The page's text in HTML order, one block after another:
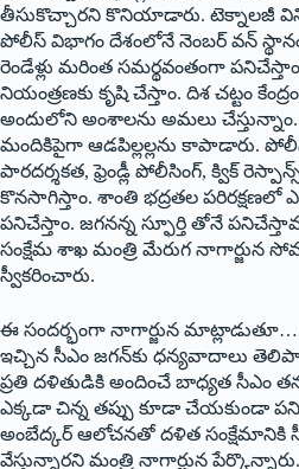
తీసుకొచ్చారని కొనియాడారు. టెక్నాలజీ
పోలీస్‌ ‌విభాగం దేశంలోనే నెంబర్‌ ‌వన్‌
రెండేళ్లు మరింత సమర్థవంతంగా
నియంత్రణకు కృషి చేస్తాం. దిశ చట్టం
అందులోని అంశాలను అమలు
మందికిపైగా ఆడపిల్లల్లను కాపాడారు.
పారదర్శకత, ఫ్రెండ్లీ పోలీసింగ్‌, ‌క్విక్‌
కొనసాగిస్తాం. శాంతి భద్రతల పరిరక్షణలో
పనిచేస్తాం. జగనన్న స్ఫూర్తి తోనే
సంక్షేమ శాఖ మంత్రి మేరుగ నాగార్జున
స్వీకరించారు.
ఈ సందర్భంగా నాగార్జున
ఇచ్చిన సీఎం జగన్‌కు ధన్యవాదాలు
ప్రతి దళితుడికి అందించే బాధ్యత సీఎం
ఎక్కడా చిన్న తప్పు కూడా చేయకుండా
అంబేద్కర్‌ ఆలోచనతో దళిత సంక్షేమానికి
వేస్తున్నారని మంత్రి నాగార్జున